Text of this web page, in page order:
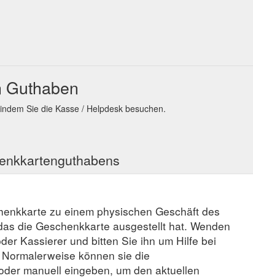
Guthaben
Sie die Kasse / Helpdesk besuchen.
zu einem physischen Geschäft des
die Geschenkkarte ausgestellt hat. Wenden
Kassierer und bitten Sie ihn um Hilfe bei
können sie die
manuell eingeben, um den aktuellen